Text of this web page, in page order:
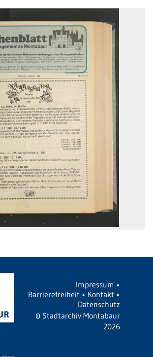
Impressum •
Barrierefreiheit • Kontakt •
Datenschutz
© Stadtarchiv Montabaur
2026